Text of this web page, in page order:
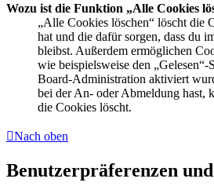
Wozu ist die Funktion „Alle Cookies
„Alle Cookies löschen“ löscht die
hat und die dafür sorgen, dass du
bleibst. Außerdem ermöglichen
wie beispielsweise den „Gelesen“-
Board-Administration aktiviert
bei der An- oder Abmeldung hast,
die Cookies löscht.
Nach oben
Benutzerpräferenzen